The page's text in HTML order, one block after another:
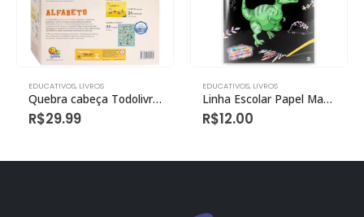
EDUCATIVOS, LIVROS
Quebra cabeça Todolivro Play Alfabeto Qc 4 anos
R$29.99
EDUCATIVOS, LIVROS
Linha Escolar Papel Magico: Dinossauros
R$12.00